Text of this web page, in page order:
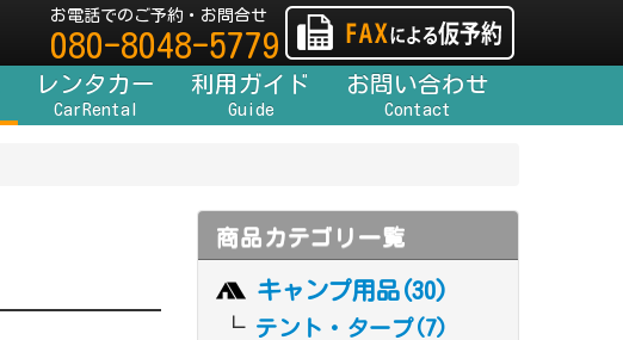
レンタカー
CarRental
利用ガイド
Guide
お問い合わせ
Contact
お電話でのご予約・お問合せ
080-8048-5779
商品カテゴリ一覧
キャンプ用品(30)
テント・タープ(7)